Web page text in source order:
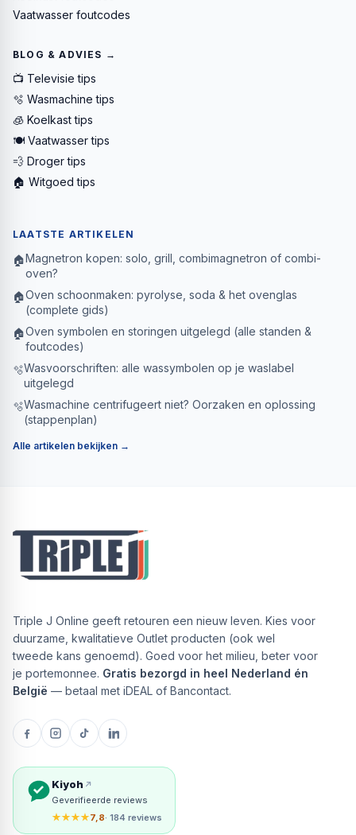
Vaatwasser foutcodes
BLOG & ADVIES →
📺 Televisie tips
🫧 Wasmachine tips
🧊 Koelkast tips
🍽️ Vaatwasser tips
💨 Droger tips
🏠 Witgoed tips
LAATSTE ARTIKELEN
🏠Magnetron kopen: solo, grill, combimagnetron of combi-
oven?
🏠Oven schoonmaken: pyrolyse, soda & het ovenglas
(complete gids)
🏠Oven symbolen en storingen uitgelegd (alle standen &
foutcodes)
🫧Wasvoorschriften: alle wassymbolen op je waslabel
uitgelegd
🫧Wasmachine centrifugeert niet? Oorzaken en oplossing
(stappenplan)
Alle artikelen bekijken →
Triple J Online geeft retouren een nieuw leven. Kies voor
duurzame, kwalitatieve Outlet producten (ook wel
tweede kans genoemd). Goed voor het milieu, beter voor
je portemonnee. Gratis bezorgd in heel Nederland én
België — betaal met iDEAL of Bancontact.
Kiyoh
Geverifieerde reviews
★★★★7,8· 184 reviews